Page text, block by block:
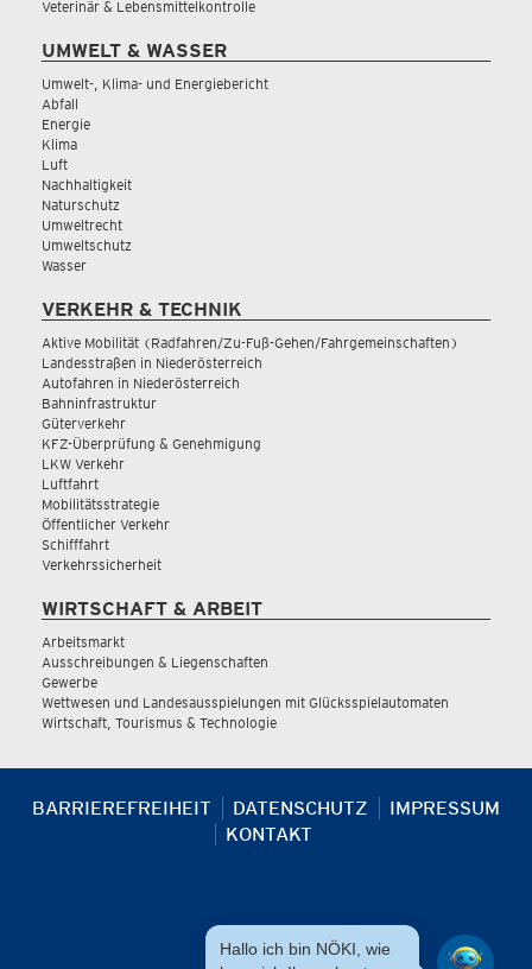
Veterinär & Lebensmittelkontrolle
UMWELT & WASSER
Umwelt-, Klima- und Energiebericht
Abfall
Energie
Klima
Luft
Nachhaltigkeit
Naturschutz
Umweltrecht
Umweltschutz
Wasser
VERKEHR & TECHNIK
Aktive Mobilität (Radfahren/Zu-Fuß-Gehen/Fahrgemeinschaften)
Landesstraßen in Niederösterreich
Autofahren in Niederösterreich
Bahninfrastruktur
Güterverkehr
KFZ-Überprüfung & Genehmigung
LKW Verkehr
Luftfahrt
Mobilitätsstrategie
Öffentlicher Verkehr
Schifffahrt
Verkehrssicherheit
WIRTSCHAFT & ARBEIT
Arbeitsmarkt
Ausschreibungen & Liegenschaften
Gewerbe
Wettwesen und Landesausspielungen mit Glücksspielautomaten
Wirtschaft, Tourismus & Technologie
BARRIEREFREIHEIT DATENSCHUTZ
IMPRESSUM
KONTAKT
Hallo ich bin NÖKI, wie